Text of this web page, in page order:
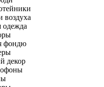
воздуха
одежда
фондю
декор